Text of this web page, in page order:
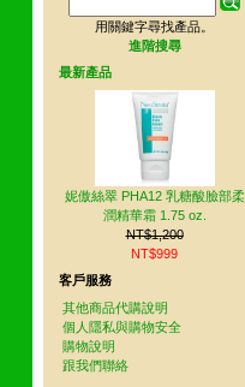
用關鍵字尋找產品。
進階搜尋
最新產品
妮傲絲翠 PHA12 乳糖酸臉部柔
潤精華霜 1.75 oz.
NT$1,200
NT$999
客戶服務
其他商品代購說明
個人隱私與購物安全
購物說明
跟我們聯絡